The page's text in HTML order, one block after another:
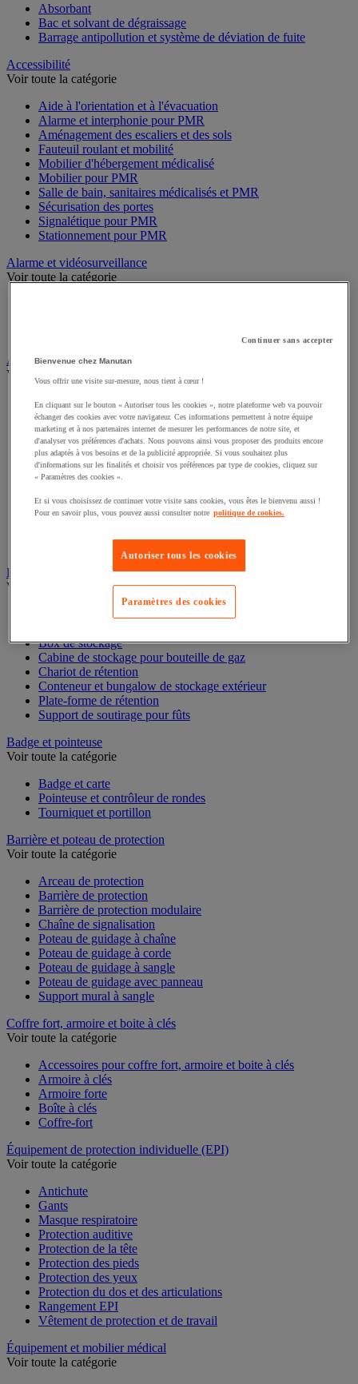
Absorbant
Bac et solvant de dégraissage
Barrage antipollution et système de déviation de fuite
Accessibilité
Voir toute la catégorie
Aide à l'orientation et à l'évacuation
Alarme et interphonie pour PMR
Aménagement des escaliers et des sols
Fauteuil roulant et mobilité
Mobilier d'hébergement médicalisé
Mobilier pour PMR
Salle de bain, sanitaires médicalisés et PMR
Sécurisation des portes
Signalétique pour PMR
Stationnement pour PMR
Alarme et vidéosurveillance
Voir toute la catégorie
Armoire de sécurité et stockage de produits dangereux
Voir toute la catégorie
Accessoires pour armoire de sécurité et de stockage
Armoire bouteilles de gaz
Armoire de sûreté
Armoire multirisque
Armoire pour batteries lithium-ion
Armoire pour produits corrosifs
Armoire pour produits phytosanitaires
Armoire pour produits toxiques
Bac de rétention et matériel de rétention
Voir toute la catégorie
Bac de laboratoire
Box de stockage
Cabine de stockage pour bouteille de gaz
Chariot de rétention
Conteneur et bungalow de stockage extérieur
Plate-forme de rétention
Support de soutirage pour fûts
Badge et pointeuse
Voir toute la catégorie
Badge et carte
Pointeuse et contrôleur de rondes
Tourniquet et portillon
Barrière et poteau de protection
Voir toute la catégorie
Arceau de protection
Barrière de protection
Barrière de protection modulaire
Chaîne de signalisation
Poteau de guidage à chaîne
Poteau de guidage à corde
Poteau de guidage à sangle
Poteau de guidage avec panneau
Support mural à sangle
Coffre fort, armoire et boite à clés
Voir toute la catégorie
Accessoires pour coffre fort, armoire et boite à clés
Armoire à clés
Armoire forte
Boîte à clés
Coffre-fort
Équipement de protection individuelle (EPI)
Voir toute la catégorie
Antichute
Gants
Masque respiratoire
Protection auditive
Protection de la tête
Protection des pieds
Protection des yeux
Protection du dos et des articulations
Rangement EPI
Vêtement de protection et de travail
Équipement et mobilier médical
Voir toute la catégorie
Continuer sans accepter
Bienvenue chez Manutan
Vous offrir une visite sur-mesure, nous tient à cœur !
En cliquant sur le bouton « Autoriser tous les cookies », notre plateforme web va pouvoir
échanger des cookies avec votre navigateur. Ces informations permettent à notre équipe
marketing et à nos partenaires internet de mesurer les performances de notre site, et
d'analyser vos préférences d'achats. Nous pouvons ainsi vous proposer des produits encore
plus adaptés à vos besoins et de la publicité appropriée. Si vous souhaitez plus
d'informations sur les finalités et choisir vos préférences par type de cookies, cliquez sur
« Paramètres des cookies ».
Et si vous choisissez de continuer votre visite sans cookies, vous êtes le bienvenu aussi !
Pour en savoir plus, vous pouvez aussi consulter notre politique de cookies.
Autoriser tous les cookies
Paramètres des cookies